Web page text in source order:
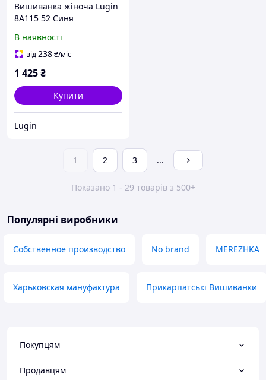
Вишиванка жіноча Lugin
8А115 52 Синя
В наявності
від238₴/міс
1 425₴
Купити
Lugin
1 2 3 ...
Показано 1 - 29 товарів з 500+
Популярні виробники
Собственное производство No brand MEREZHKA
Харьковская мануфактура Прикарпатські Вишиванки
Покупцям
Продавцям